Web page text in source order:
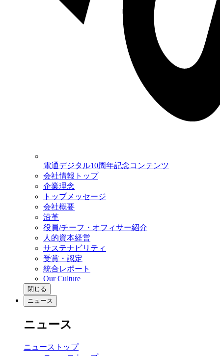
電通デジタル10周年記念コンテンツ
会社情報トップ
企業理念
トップメッセージ
会社概要
沿革
役員/チーフ・オフィサー紹介
人的資本経営
サステナビリティ
受賞・認定
統合レポート
Our Culture
閉じる
ニュース
ニュース
ニューストップ